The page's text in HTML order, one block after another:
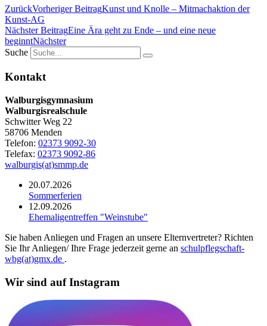
ZurückVorheriger BeitragKunst und Knolle – Mitmachaktion der
Kunst-AG
Nächster BeitragEine Ära geht zu Ende – und eine neue
beginntNächster
Suche
Kontakt
Walburgisgymnasium
Walburgisrealschule
Schwitter Weg 22
58706 Menden
Telefon: 02373 9092-30
Telefax: 02373 9092-86
walburgis(at)smmp.de
20.07.2026
Sommerferien
12.09.2026
Ehemaligentreffen "Weinstube"
Sie haben Anliegen und Fragen an unsere Elternvertreter? Richten
Sie Ihr Anliegen/ Ihre Frage jederzeit gerne an schulpflegschaft-
wbg(at)gmx.de .
Wir sind auf Instagram